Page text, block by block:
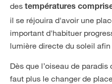
des températures
il se réjouira d'avoir une
important d'habituer
lumière directe du soleil
Dès que l’oiseau de
faut plus le changer de